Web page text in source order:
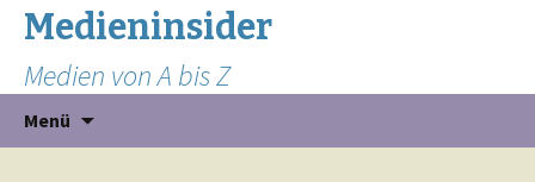
Medieninsider
Medien von A bis Z
Menü